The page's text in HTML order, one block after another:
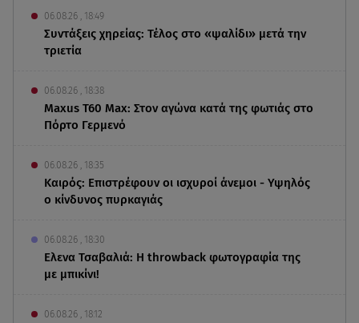
06.08.26 , 18:49
Συντάξεις χηρείας: Τέλος στο «ψαλίδι» μετά την
τριετία
06.08.26 , 18:38
Maxus T60 Max: Στον αγώνα κατά της φωτιάς στο
Πόρτο Γερμενό
06.08.26 , 18:35
Καιρός: Επιστρέφουν οι ισχυροί άνεμοι - Υψηλός
ο κίνδυνος πυρκαγιάς
06.08.26 , 18:30
Ελενα Τσαβαλιά: Η throwback φωτογραφία της
με μπικίνι!
06.08.26 , 18:12